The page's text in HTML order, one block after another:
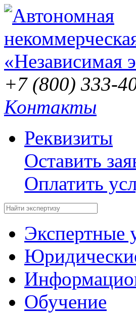
+7 (800) 333-
Контакты
Реквизиты
Оставить
Оплатить
Экспертные
Обучение